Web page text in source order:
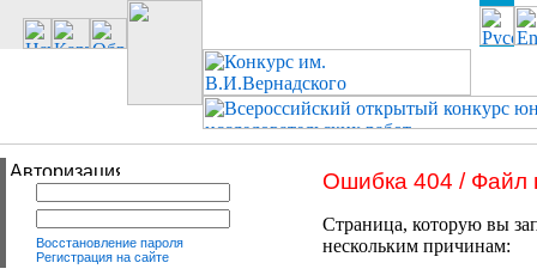
Восстановление пароля
Регистрация на сайте
Ошибка 404 / Файл
Страница, которую вы
нескольким причинам: